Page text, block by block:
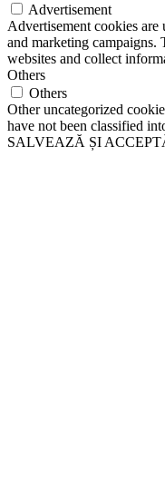
Advertisement
Advertisement cookies
and marketing campaigns.
websites and collect
Others
Others
Other uncategorized
have not been classified
SALVEAZĂ ȘI